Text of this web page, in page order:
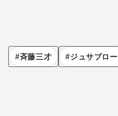
斉藤三才 ジュサブロー